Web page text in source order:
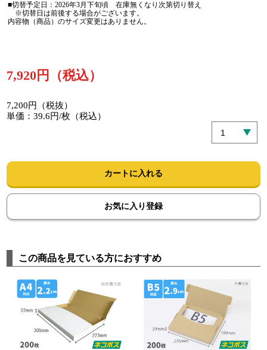
■切替予定日：2026年3月下旬頃 在庫無くなり次第切り替え
※切替日は前後する場合がございます。
内容物（商品）のサイズ変更はありません。
7,920円（税込）
7,200円（税抜）
単価：39.6円/枚（税込）
カートに入れる
お気に入り登録
この商品を見ている方におすすめ